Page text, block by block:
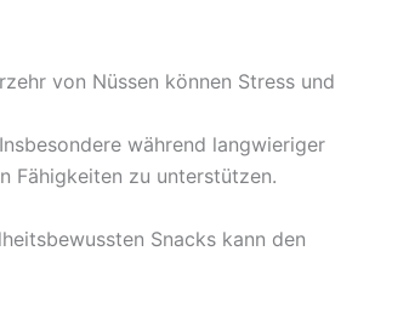
von Nüssen können Stress und
während langwieriger
Fähigkeiten zu unterstützen.
Snacks kann den